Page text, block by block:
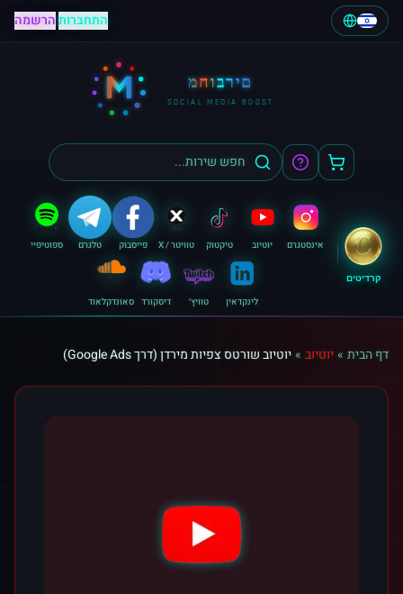
התחברות|הרשמה
M מחוברים
SOCIAL MEDIA BOOST
קרדיטים
אינסטגרם יוטיוב טיקטוק טוויטר / X פייסבוק טלגרם ספוטיפיי
לינקדאין טוויץ׳ דיסקורד סאונדקלאוד
דף הבית »יוטיוב »יוטיוב שורטס צפיות מירדן (דרך Google Ads)